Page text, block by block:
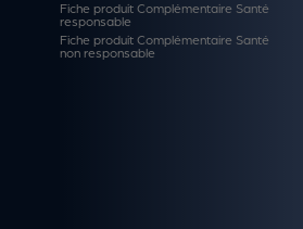
Fiche produit Complémentaire Santé
responsable
Fiche produit Complémentaire Santé
non responsable